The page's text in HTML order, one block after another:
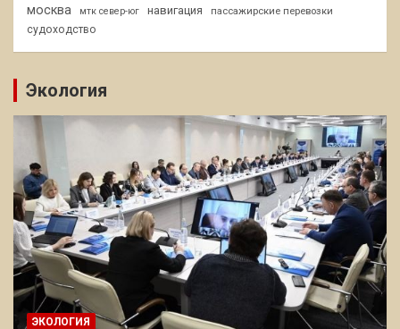
москва мтк север-юг навигация
пассажирские перевозки
судоходство
Экология
ЭКОЛОГИЯ